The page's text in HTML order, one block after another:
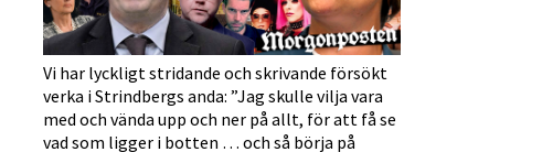
Vi har lyckligt stridande och skrivande försökt
verka i Strindbergs anda: ”Jag skulle vilja vara
med och vända upp och ner på allt, för att få se
vad som ligger i botten … och så börja på